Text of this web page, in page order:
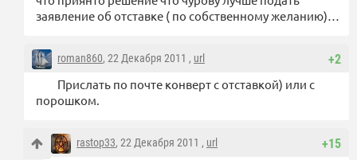
заявление об отставке ( по собственному желанию)…
+2
roman860, 22 Декабря 2011 , url
Прислать по почте конверт с отставкой) или с
порошком.
+15
rastop33, 22 Декабря 2011 , url